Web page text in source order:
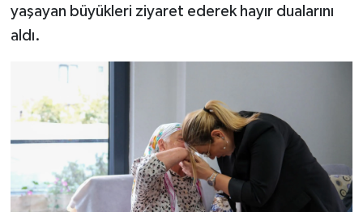
yaşayan büyükleri ziyaret ederek hayır dualarını
aldı.